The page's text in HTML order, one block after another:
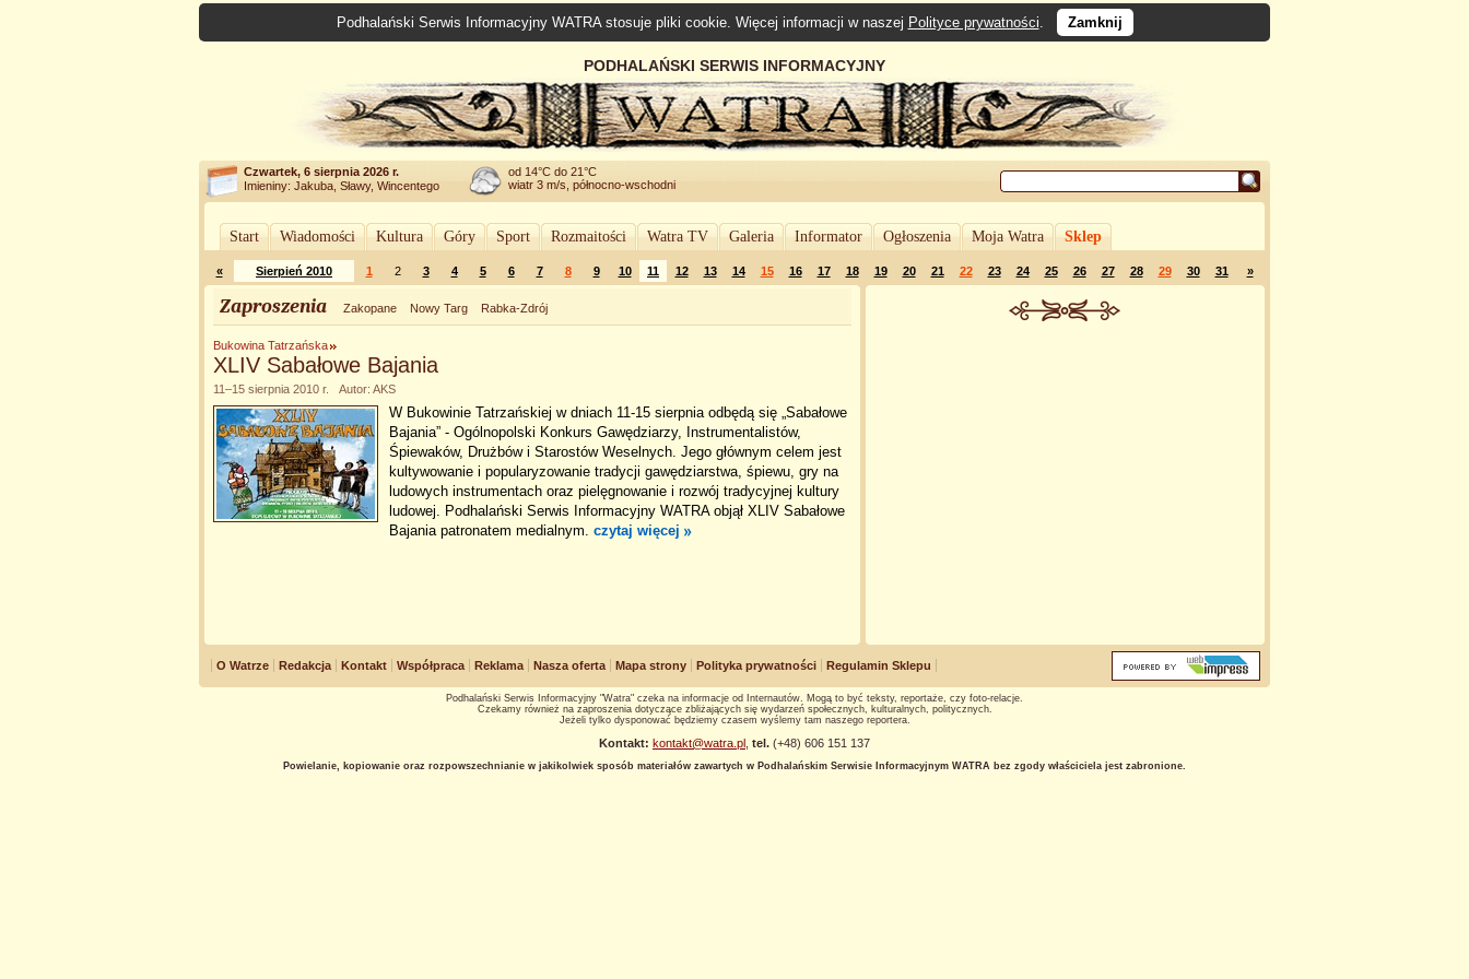
Podhalański Serwis Informacyjny WATRA stosuje pliki cookie. Więcej informacji w naszej Polityce prywatności. Zamknij
PODHALAŃSKI SERWIS INFORMACYJNY
Czwartek, 6 sierpnia 2026 r.
Imieniny: Jakuba, Sławy, Wincentego
od 14°C do 21°C
wiatr 3 m/s, północno-wschodni
Start Wiadomości Kultura Góry Sport Rozmaitości Watra TV Galeria Informator Ogłoszenia Moja Watra Sklep
« Sierpień 2010 1 2 3 4 5 6 7 8 9 10 11 12 13 14 15 16 17 18 19 20 21 22 23 24 25 26 27 28 29 30 31 »
Zaproszenia Zakopane Nowy Targ Rabka-Zdrój
Bukowina Tatrzańska
XLIV Sabałowe Bajania
11–15 sierpnia 2010 r. Autor: AKS
W Bukowinie Tatrzańskiej w dniach 11-15 sierpnia odbędą się „Sabałowe
Bajania” - Ogólnopolski Konkurs Gawędziarzy, Instrumentalistów,
Śpiewaków, Drużbów i Starostów Weselnych. Jego głównym celem jest
kultywowanie i popularyzowanie tradycji gawędziarstwa, śpiewu, gry na
ludowych instrumentach oraz pielęgnowanie i rozwój tradycyjnej kultury
ludowej. Podhalański Serwis Informacyjny WATRA objął XLIV Sabałowe
Bajania patronatem medialnym. czytaj więcej
O Watrze Redakcja Kontakt Współpraca Reklama Nasza oferta Mapa strony Polityka prywatności Regulamin Sklepu
Podhalański Serwis Informacyjny "Watra" czeka na informacje od Internautów. Mogą to być teksty, reportaże, czy foto-relacje.
Czekamy również na zaproszenia dotyczące zbliżających się wydarzeń społecznych, kulturalnych, politycznych.
Jeżeli tylko dysponować będziemy czasem wyślemy tam naszego reportera.
Kontakt: kontakt@watra.pl tel. (+48) 606 151 137
Powielanie, kopiowanie oraz rozpowszechnianie w jakikolwiek sposób materiałów zawartych w Podhalańskim Serwisie Informacyjnym WATRA bez zgody właściciela jest zabronione.